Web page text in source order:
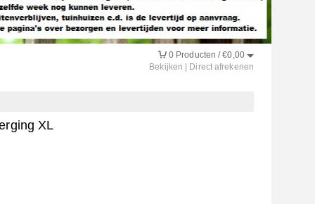
0 Producten /€0,00
Bekijken
Direct afrekenen
XL